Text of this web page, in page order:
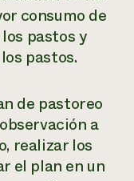
consumo de
pastos y
pastos.
de pastoreo
a
realizar los
el plan en un